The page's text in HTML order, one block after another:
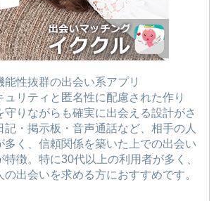
能性抜群の出会い系アプリ
ュリティと匿名性に配慮された作り
守りながらも確実に出会える設計がさ
記・掲示板・音声通話など、相手の人
多く、信頼関係を築いた上での出会い
特徴。特に30代以上の利用者が多く、
出会いを求める方におすすめです。